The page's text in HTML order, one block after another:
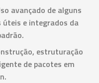
avançado de alguns
e integrados da
estruturação
de pacotes em